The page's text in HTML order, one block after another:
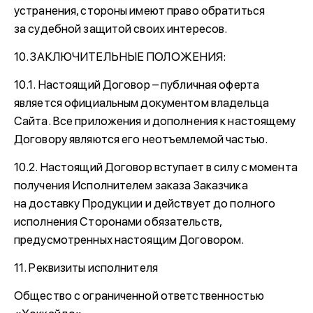
устранения, стороны имеют право обратиться
за судебной защитой своих интересов.
10. ЗАКЛЮЧИТЕЛЬНЫЕ ПОЛОЖЕНИЯ:
10.1. Настоящий Договор – публичная оферта
является официальным документом владельца
Сайта. Все приложения и дополнения к настоящему
Договору являются его неотъемлемой частью.
10.2. Настоящий Договор вступает в силу с момента
получения Исполнителем заказа Заказчика
на доставку Продукции и действует до полного
исполнения Сторонами обязательств,
предусмотренных настоящим Договором.
11. Реквизиты исполнителя
Общество с ограниченной ответственностью